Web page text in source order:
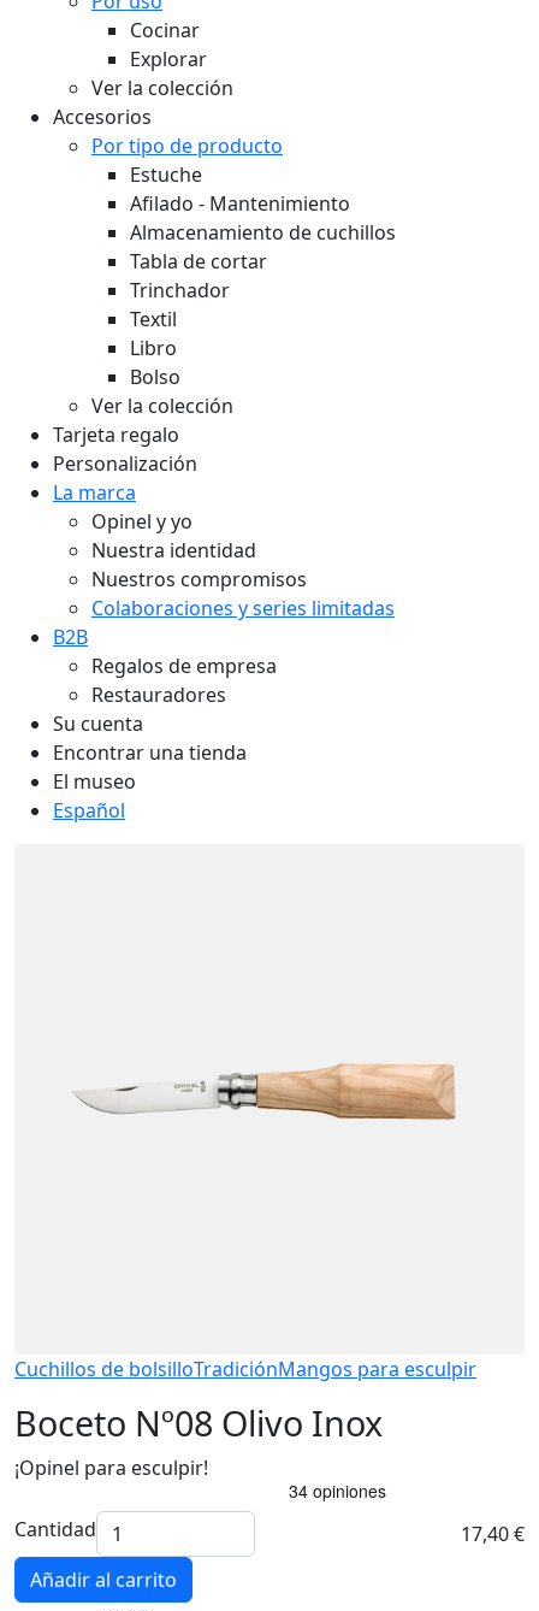
Cocinar
Explorar
Ver la colección
Accesorios
Por tipo de producto
Estuche
Afilado - Mantenimiento
Almacenamiento de cuchillos
Tabla de cortar
Trinchador
Textil
Libro
Bolso
Ver la colección
Tarjeta regalo
Personalización
La marca
Opinel y yo
Nuestra identidad
Nuestros compromisos
Colaboraciones y series limitadas
B2B
Regalos de empresa
Restauradores
Su cuenta
Encontrar una tienda
El museo
Español
Cuchillos de bolsilloTradiciónMangos para esculpir
Boceto Nº08 Olivo Inox
¡Opinel para esculpir!
Cantidad
17,40 €
Añadir al carrito